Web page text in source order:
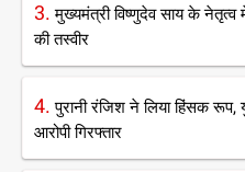
3.मुख्यमंत्री विष्णुदेव साय के नेतृत्व
की तस्वीर
4.पुरानी रंजिश ने लिया हिंसक
आरोपी गिरफ्तार